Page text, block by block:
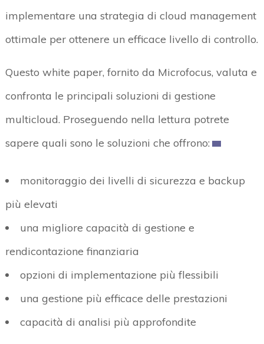
implementare una strategia di cloud management
ottimale per ottenere un efficace livello di controllo.
Questo white paper, fornito da Microfocus, valuta e
confronta le principali soluzioni di gestione
multicloud. Proseguendo nella lettura potrete
sapere quali sono le soluzioni che offrono:
monitoraggio dei livelli di sicurezza e backup
più elevati
una migliore capacità di gestione e
rendicontazione finanziaria
opzioni di implementazione più flessibili
una gestione più efficace delle prestazioni
capacità di analisi più approfondite